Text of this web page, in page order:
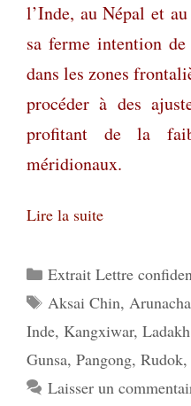
l’Inde, au Népal et
sa ferme intention
dans les zones
procéder à des
profitant de la
méridionaux.
Lire la suite
Catégories
Extrait Lettre
Étiquettes
Aksai Chin,
Inde, Kangxiwar, Ladakh
Gunsa, Pangong, Rudok,
Laisser un